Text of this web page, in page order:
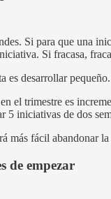
Si para que una
Si fracasa,
es desarrollar pequeño.
el trimestre es
5 iniciativas de dos
más fácil abandonar la
de empezar